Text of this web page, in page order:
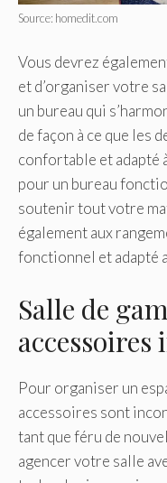
Source: homedit.com
Vous devrez
et d’organiser votre
un bureau qui
de façon à ce que les
confortable et adapté
pour un bureau
soutenir tout votre
également aux
fonctionnel et adapté
Salle de
Pour organiser un
accessoires sont
tant que féru de
agencer votre salle